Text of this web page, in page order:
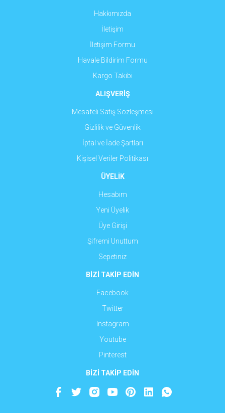
Gönder
Hakkımızda
İletişim
İletişim Formu
Havale Bildirim Formu
Kargo Takibi
ALIŞVERİŞ
Mesafeli Satış Sözleşmesi
Gizlilik ve Güvenlik
İptal ve İade Şartları
Kişisel Veriler Politikası
ÜYELİK
Hesabım
Yeni Üyelik
Üye Girişi
Şifremi Unuttum
Sepetiniz
BİZİ TAKİP EDİN
Facebook
Twitter
Instagram
Youtube
Pinterest
BİZİ TAKİP EDİN